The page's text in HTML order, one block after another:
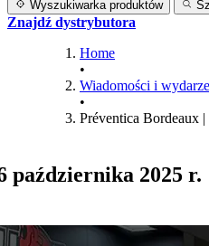
Wyszukiwarka produktów
Znajdź dystrybutora
Home
•
Wiadomości i
•
Préventica Bordeaux
października 2025 r.